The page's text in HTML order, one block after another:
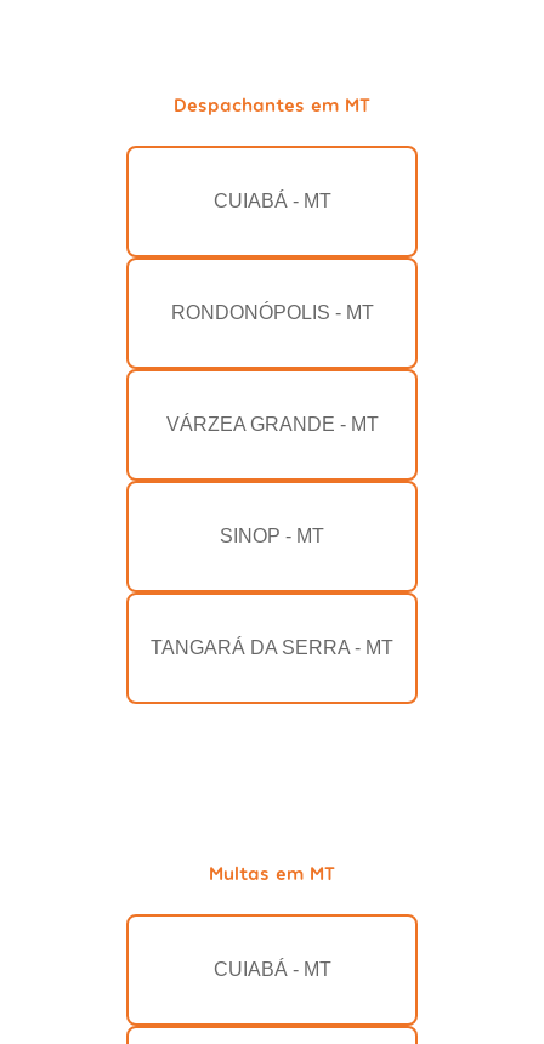
Despachantes em MT
CUIABÁ - MT
RONDONÓPOLIS - MT
VÁRZEA GRANDE - MT
SINOP - MT
TANGARÁ DA SERRA - MT
Multas em MT
CUIABÁ - MT